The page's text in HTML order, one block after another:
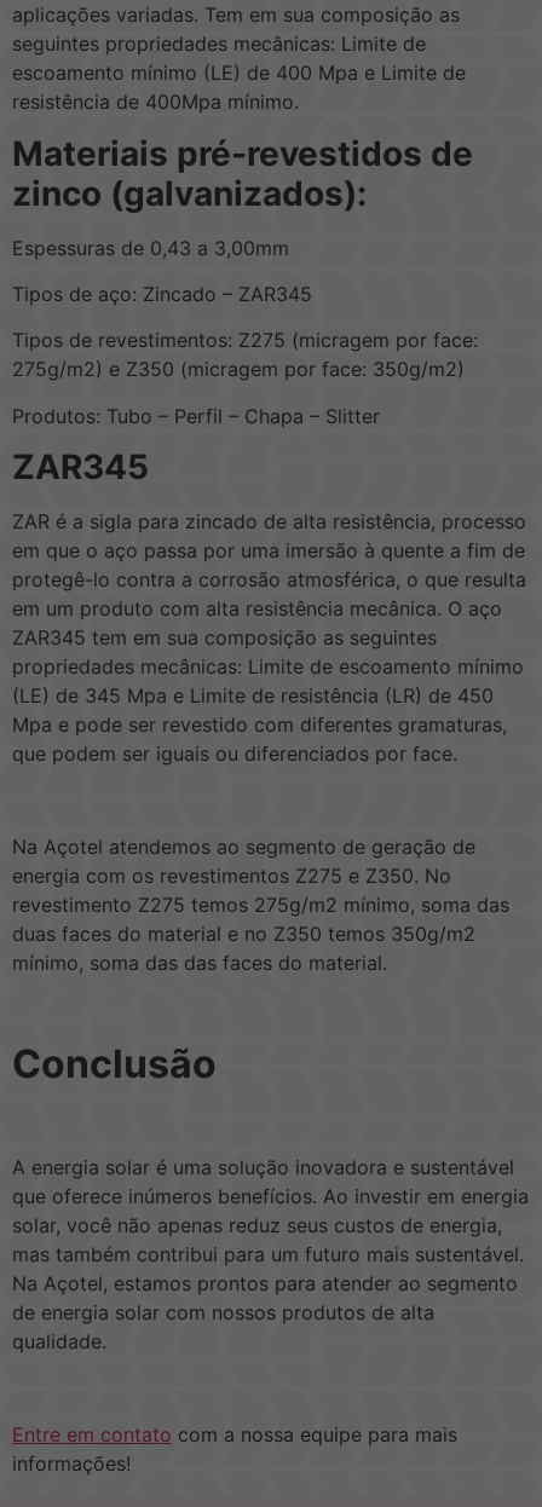
aplicações variadas. Tem em sua composição as
seguintes propriedades mecânicas: Limite de
escoamento mínimo (LE) de 400 Mpa e Limite de
resistência de 400Mpa mínimo.
Materiais pré-revestidos de
zinco (galvanizados):
Espessuras de 0,43 a 3,00mm
Tipos de aço: Zincado – ZAR345
Tipos de revestimentos: Z275 (micragem por face:
275g/m2) e Z350 (micragem por face: 350g/m2)
Produtos: Tubo – Perfil – Chapa – Slitter
ZAR345
ZAR é a sigla para zincado de alta resistência, processo
em que o aço passa por uma imersão à quente a fim de
protegê-lo contra a corrosão atmosférica, o que resulta
em um produto com alta resistência mecânica. O aço
ZAR345 tem em sua composição as seguintes
propriedades mecânicas: Limite de escoamento mínimo
(LE) de 345 Mpa e Limite de resistência (LR) de 450
Mpa e pode ser revestido com diferentes gramaturas,
que podem ser iguais ou diferenciados por face.
Na Açotel atendemos ao segmento de geração de
energia com os revestimentos Z275 e Z350. No
revestimento Z275 temos 275g/m2 mínimo, soma das
duas faces do material e no Z350 temos 350g/m2
mínimo, soma das das faces do material.
Conclusão
A energia solar é uma solução inovadora e sustentável
que oferece inúmeros benefícios. Ao investir em energia
solar, você não apenas reduz seus custos de energia,
mas também contribui para um futuro mais sustentável.
Na Açotel, estamos prontos para atender ao segmento
de energia solar com nossos produtos de alta
qualidade.
Entre em contato com a nossa equipe para mais
informações!